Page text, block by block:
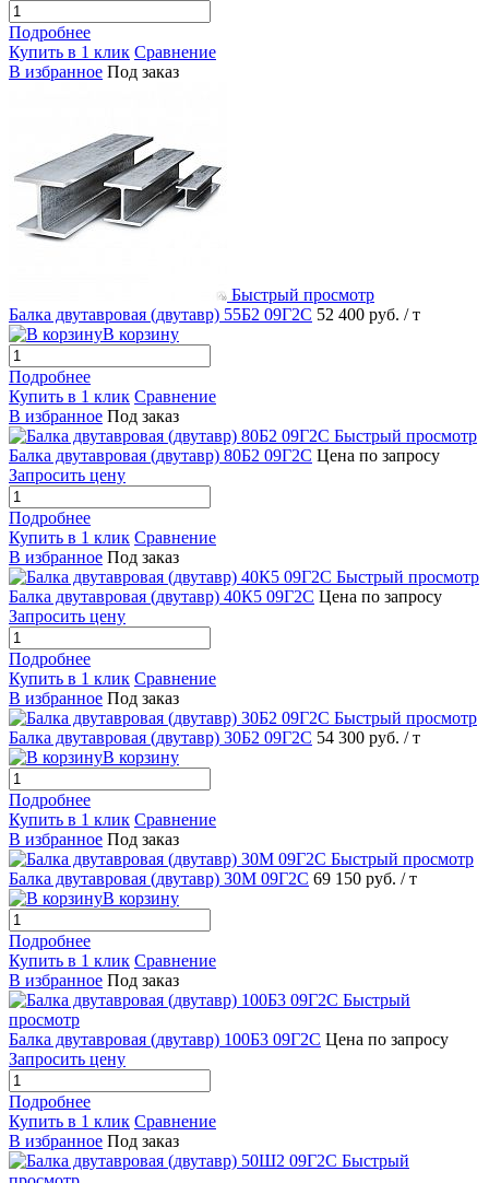
Подробнее
Купить в 1 клик Сравнение
В избранное Под заказ
Быстрый просмотр
Балка двутавровая (двутавр) 55Б2 09Г2С 52 400 руб. / т
В корзину
Подробнее
Купить в 1 клик Сравнение
В избранное Под заказ
Быстрый просмотр
Балка двутавровая (двутавр) 80Б2 09Г2С Цена по запросу
Запросить цену
Подробнее
Купить в 1 клик Сравнение
В избранное Под заказ
Быстрый просмотр
Балка двутавровая (двутавр) 40К5 09Г2С Цена по запросу
Запросить цену
Подробнее
Купить в 1 клик Сравнение
В избранное Под заказ
Быстрый просмотр
Балка двутавровая (двутавр) 30Б2 09Г2С 54 300 руб. / т
В корзину
Подробнее
Купить в 1 клик Сравнение
В избранное Под заказ
Быстрый просмотр
Балка двутавровая (двутавр) 30М 09Г2С 69 150 руб. / т
В корзину
Подробнее
Купить в 1 клик Сравнение
В избранное Под заказ
Быстрый
просмотр
Балка двутавровая (двутавр) 100Б3 09Г2С Цена по запросу
Запросить цену
Подробнее
Купить в 1 клик Сравнение
В избранное Под заказ
Быстрый